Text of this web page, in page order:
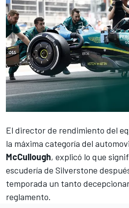
El director de rendimiento del
la máxima categoría del
McCullough, explicó lo que
escudería de Silverstone
temporada un tanto
reglamento.